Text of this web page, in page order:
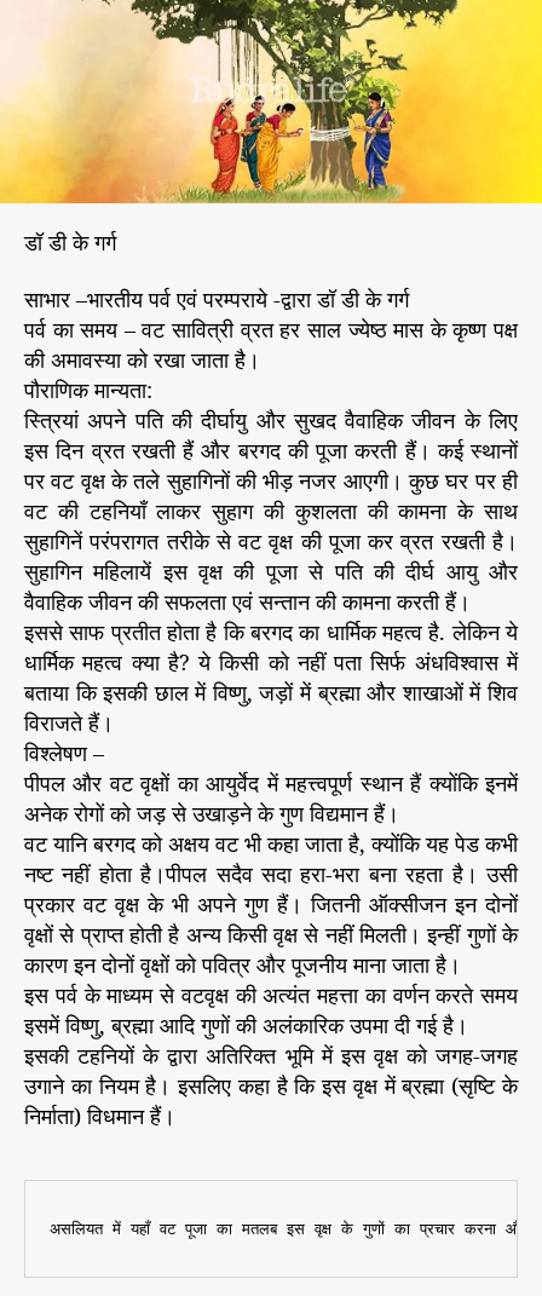
स्या
या
व
ट
सा
वि
त्री
डॉ डी के गर्ग
साभार –भारतीय पर्व एवं परम्पराये -द्वारा डॉ डी के गर्ग
पर्व का समय – वट सावित्री व्रत हर साल ज्येष्ठ मास के कृष्ण पक्ष
की अमावस्या को रखा जाता है।
पौराणिक मान्यता:
स्त्रियां अपने पति की दीर्घायु और सुखद वैवाहिक जीवन के लिए
इस दिन व्रत रखती हैं और बरगद की पूजा करती हैं। कई स्थानों
पर वट वृक्ष के तले सुहागिनों की भीड़ नजर आएगी। कुछ घर पर ही
वट की टहनियाँ लाकर सुहाग की कुशलता की कामना के साथ
सुहागिनें परंपरागत तरीके से वट वृक्ष की पूजा कर व्रत रखती है।
सुहागिन महिलायें इस वृक्ष की पूजा से पति की दीर्घ आयु और
वैवाहिक जीवन की सफलता एवं सन्तान की कामना करती हैं।
इससे साफ प्रतीत होता है कि बरगद का धार्मिक महत्व है. लेकिन ये
धार्मिक महत्व क्या है? ये किसी को नहीं पता सिर्फ अंधविश्वास में
बताया कि इसकी छाल में विष्णु, जड़ों में ब्रह्मा और शाखाओं में शिव
विराजते हैं।
विश्लेषण –
पीपल और वट वृक्षों का आयुर्वेद में महत्त्वपूर्ण स्थान हैं क्योंकि इनमें
अनेक रोगों को जड़ से उखाड़ने के गुण विद्यमान हैं।
वट यानि बरगद को अक्षय वट भी कहा जाता है, क्योंकि यह पेड कभी
नष्ट नहीं होता है।पीपल सदैव सदा हरा-भरा बना रहता है। उसी
प्रकार वट वृक्ष के भी अपने गुण हैं। जितनी ऑक्सीजन इन दोनों
वृक्षों से प्राप्त होती है अन्य किसी वृक्ष से नहीं मिलती। इन्हीं गुणों के
कारण इन दोनों वृक्षों को पवित्र और पूजनीय माना जाता है।
इस पर्व के माध्यम से वटवृक्ष की अत्यंत महत्ता का वर्णन करते समय
इसमें विष्णु, ब्रह्मा आदि गुणों की अलंकारिक उपमा दी गई है।
इसकी टहनियों के द्वारा अतिरिक्त भूमि में इस वृक्ष को जगह-जगह
उगाने का नियम है। इसलिए कहा है कि इस वृक्ष में ब्रह्मा (सृष्टि के
निर्माता) विधमान हैं।